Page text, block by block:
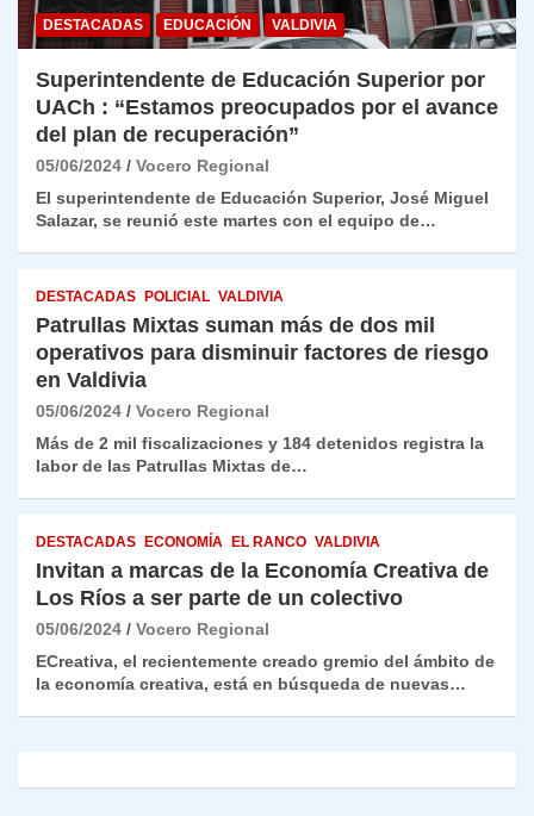
DESTACADAS EDUCACIÓN VALDIVIA
Superintendente de Educación Superior por
UACh : “Estamos preocupados por el avance
del plan de recuperación”
05/06/2024
Vocero Regional
El superintendente de Educación Superior, José Miguel
Salazar, se reunió este martes con el equipo de…
DESTACADAS POLICIAL VALDIVIA
Patrullas Mixtas suman más de dos mil
operativos para disminuir factores de riesgo
en Valdivia
05/06/2024
Vocero Regional
Más de 2 mil fiscalizaciones y 184 detenidos registra la
labor de las Patrullas Mixtas de…
DESTACADAS ECONOMÍA EL RANCO VALDIVIA
Invitan a marcas de la Economía Creativa de
Los Ríos a ser parte de un colectivo
05/06/2024
Vocero Regional
ECreativa, el recientemente creado gremio del ámbito de
la economía creativa, está en búsqueda de nuevas…